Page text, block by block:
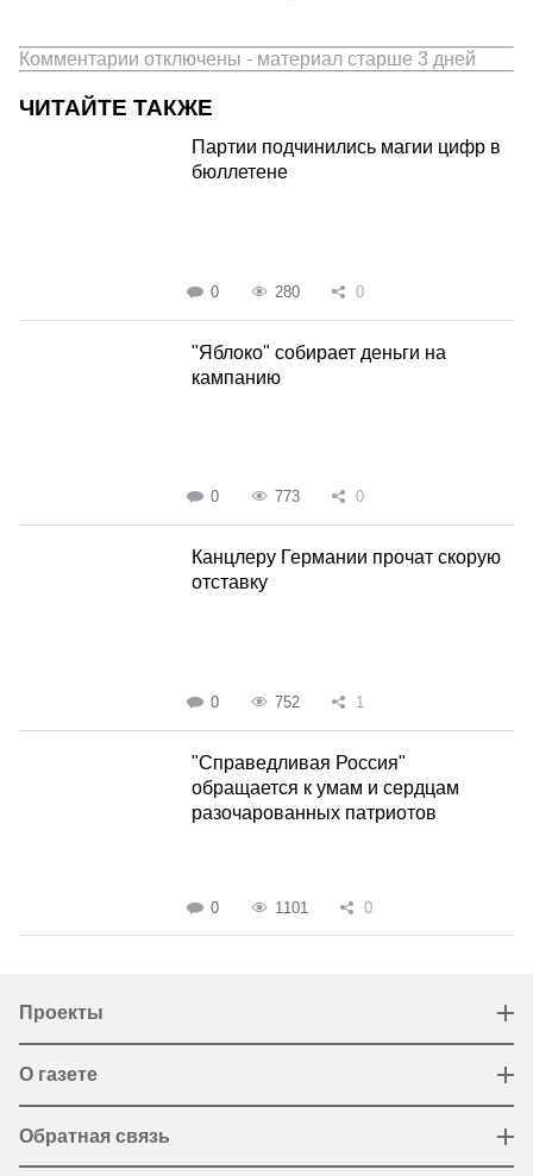
Комментарии отключены - материал старше 3 дней
ЧИТАЙТЕ ТАКЖЕ
Партии подчинились магии цифр в
бюллетене
0 280 0
"Яблоко" собирает деньги на
кампанию
0 773 0
Канцлеру Германии прочат скорую
отставку
0 752 1
"Справедливая Россия"
обращается к умам и сердцам
разочарованных патриотов
0 1101 0
Проекты
О газете
Обратная связь